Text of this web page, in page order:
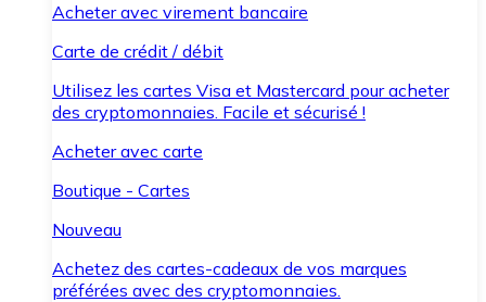
Acheter avec virement bancaire
Carte de crédit / débit
Utilisez les cartes Visa et Mastercard pour acheter
des cryptomonnaies. Facile et sécurisé !
Acheter avec carte
Boutique - Cartes
Nouveau
Achetez des cartes-cadeaux de vos marques
préférées avec des cryptomonnaies.